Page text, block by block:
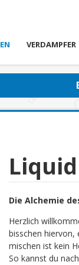
VERDAMPFER
Die Alchemie
Herzlich
bisschen hiervon,
mischen ist kein
So kannst du